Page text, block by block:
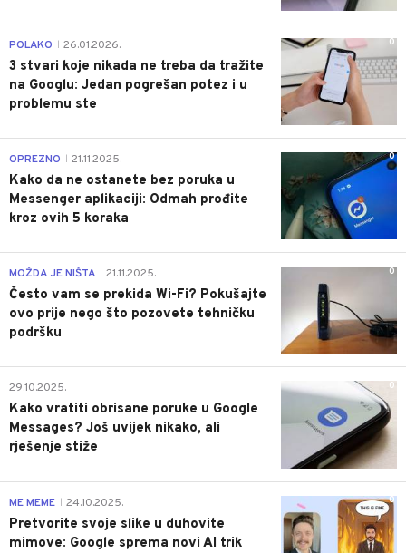
0
POLAKO 26.01.2026.
3 stvari koje nikada ne treba da tražite
na Googlu: Jedan pogrešan potez i u
problemu ste
0
OPREZNO 21.11.2025.
Kako da ne ostanete bez poruka u
Messenger aplikaciji: Odmah prođite
kroz ovih 5 koraka
0
MOŽDA JE NIŠTA 21.11.2025.
Često vam se prekida Wi-Fi? Pokušajte
ovo prije nego što pozovete tehničku
podršku
0
29.10.2025.
Kako vratiti obrisane poruke u Google
Messages? Još uvijek nikako, ali
rješenje stiže
0
ME MEME 24.10.2025.
Pretvorite svoje slike u duhovite
mimove: Google sprema novi AI trik